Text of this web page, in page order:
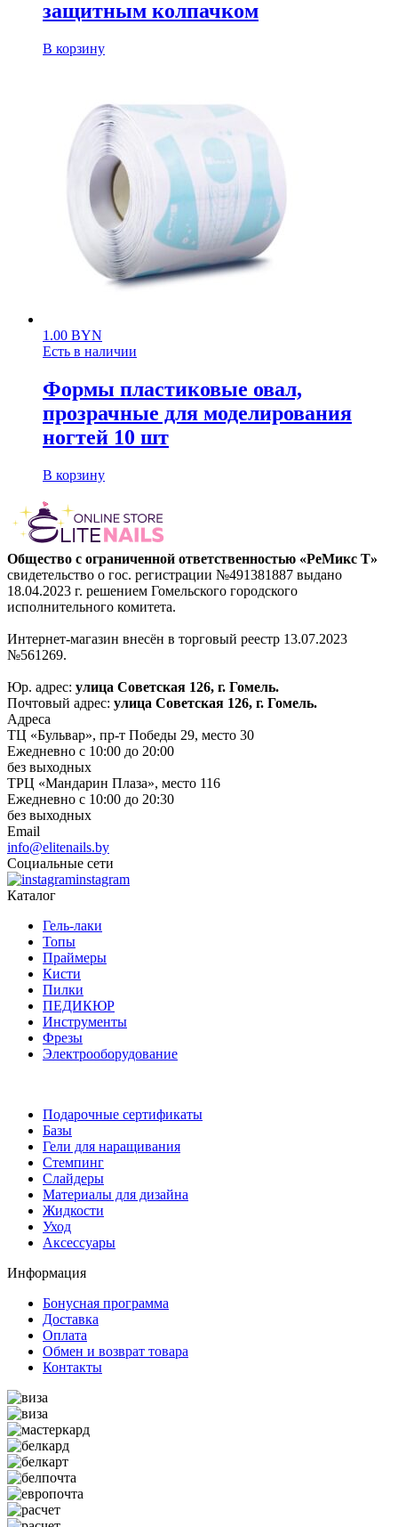
защитным колпачком
В корзину
1.00 BYN
Есть в наличии
Формы пластиковые овал,
прозрачные для моделирования
ногтей 10 шт
В корзину
Общество с ограниченной ответственностью «РеМикс Т»
свидетельство о гос. регистрации №491381887 выдано
18.04.2023 г. решением Гомельского городского
исполнительного комитета.
Интернет-магазин внесён в торговый реестр 13.07.2023
№561269.
Юр. адрес: улица Советская 126, г. Гомель.
Почтовый адрес: улица Советская 126, г. Гомель.
Адреса
ТЦ «Бульвар», пр-т Победы 29, место 30
Ежедневно с 10:00 до 20:00
без выходных
ТРЦ «Мандарин Плаза», место 116
Ежедневно с 10:00 до 20:30
без выходных
Email
info@elitenails.by
Социальные сети
instagram
Каталог
Гель-лаки
Топы
Праймеры
Кисти
Пилки
ПЕДИКЮР
Инструменты
Фрезы
Электрооборудование
Подарочные сертификаты
Базы
Гели для наращивания
Стемпинг
Слайдеры
Материалы для дизайна
Жидкости
Уход
Аксессуары
Информация
Бонусная программа
Доставка
Оплата
Обмен и возврат товара
Контакты